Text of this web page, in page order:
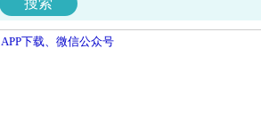
APP下载、微信公众号